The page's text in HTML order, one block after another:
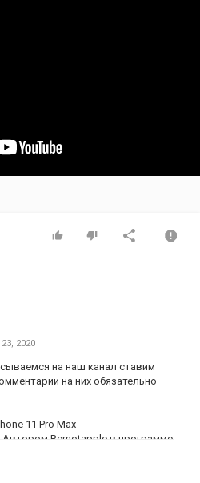
2020
на наш канал ставим
на них обязательно
11 Pro Max
Remotapple в программе